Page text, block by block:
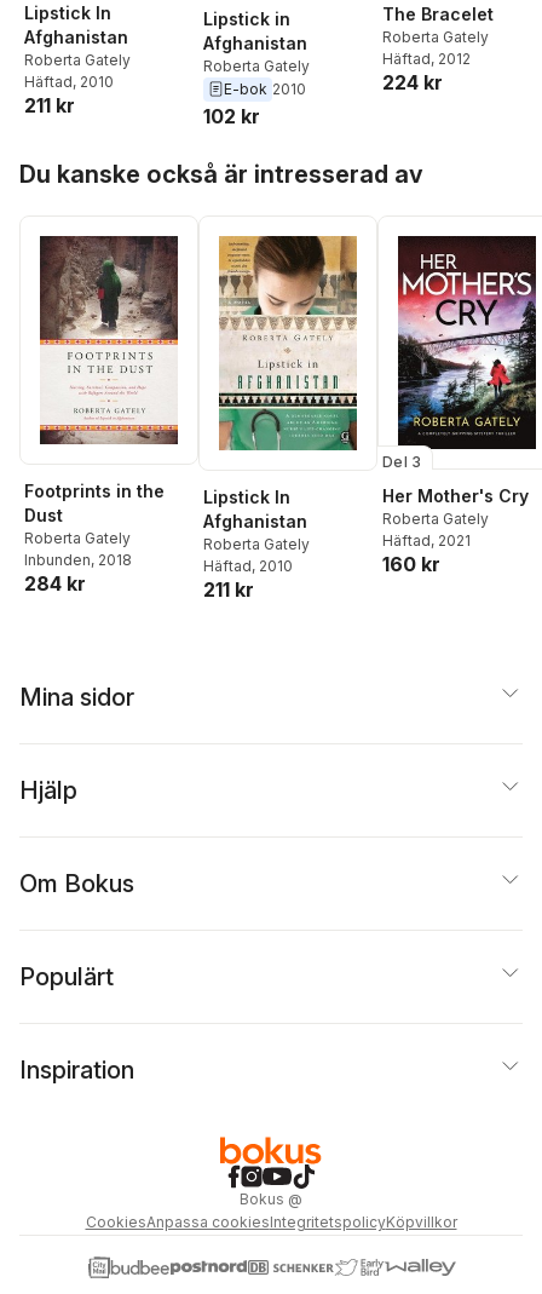
Lipstick In
Afghanistan
Roberta Gately
Häftad, 2010
211 kr
Lipstick in
Afghanistan
Roberta Gately
E-bok 2010
102 kr
The Bracelet
Roberta Gately
Häftad, 2012
224 kr
Du kanske också är intresserad av
Footprints in the
Dust
Roberta Gately
Inbunden, 2018
284 kr
Lipstick In
Afghanistan
Roberta Gately
Häftad, 2010
211 kr
Del 3
Her Mother's Cry
Roberta Gately
Häftad, 2021
160 kr
Mina sidor
Hjälp
Om Bokus
Populärt
Inspiration
Bokus @
CookiesAnpassa cookiesIntegritetspolicyKöpvillkor